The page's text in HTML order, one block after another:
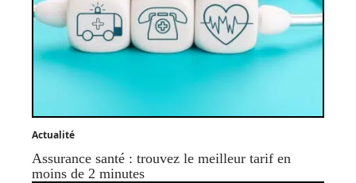
Actualité
Assurance santé : trouvez le meilleur tarif en
moins de 2 minutes